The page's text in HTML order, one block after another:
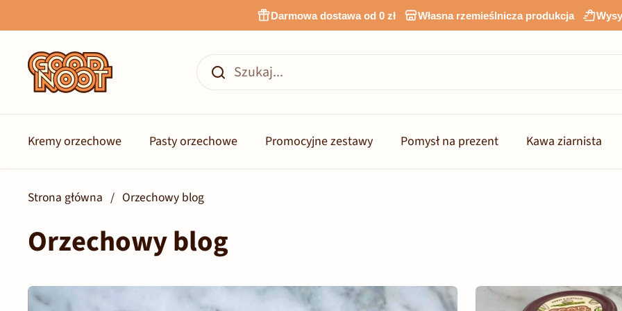
Darmowa dostawa od 0 zł Własna rzemieślnicza produkcja
Kremy orzechowe Pasty orzechowe Promocyjne zestawy Pomysł na prezent Kawa ziarnista
Strona główna / Orzechowy blog
Orzechowy blog